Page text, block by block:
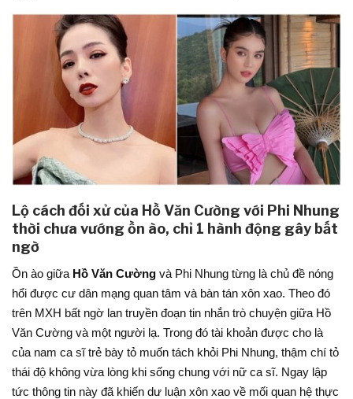
Lộ cách đối xử của Hồ Văn Cường với Phi Nhung
thời chưa vướng ồn ào, chỉ 1 hành động gây bất
ngờ
Ồn ào giữa Hồ Văn Cường và Phi Nhung từng là chủ đề nóng
hổi được cư dân mạng quan tâm và bàn tán xôn xao. Theo đó
trên MXH bất ngờ lan truyền đoạn tin nhắn trò chuyện giữa Hồ
Văn Cường và một người lạ. Trong đó tài khoản được cho là
của nam ca sĩ trẻ bày tỏ muốn tách khỏi Phi Nhung, thậm chí tỏ
thái độ không vừa lòng khi sống chung với nữ ca sĩ. Ngay lập
tức thông tin này đã khiến dư luận xôn xao về mối quan hệ thực